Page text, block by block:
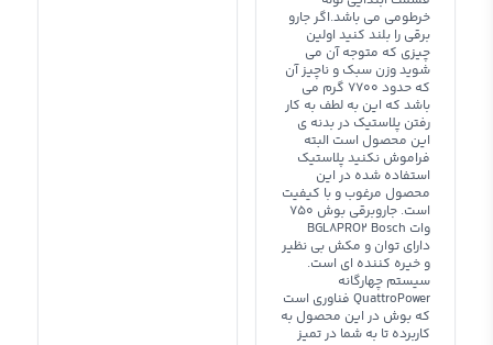
خرطومی می باشد.اگر جارو
برقی را بلند کنید اولین
چیزی که متوجه آن می
شوید وزن سبک و ناچیز آن
که حدود 7700 گرم می
باشد که این به لطف به کار
رفتن پلاستیک در بدنه ی
این محصول است البته
فراموش نکنید پلاستیک
استفاده شده در این
محصول مرغوب و با کیفیت
است. جاروبرقی بوش 750
وات BGL8PRO2 Bosch
دارای توان و مکش بی نظیر
و خیره کننده ای است.
سیستم چهارگانه
QuattroPower فناوری است
که بوش در این محصول به
کاربرده تا به شما در تمیز